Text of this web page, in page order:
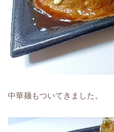
中華麺もついてきました。